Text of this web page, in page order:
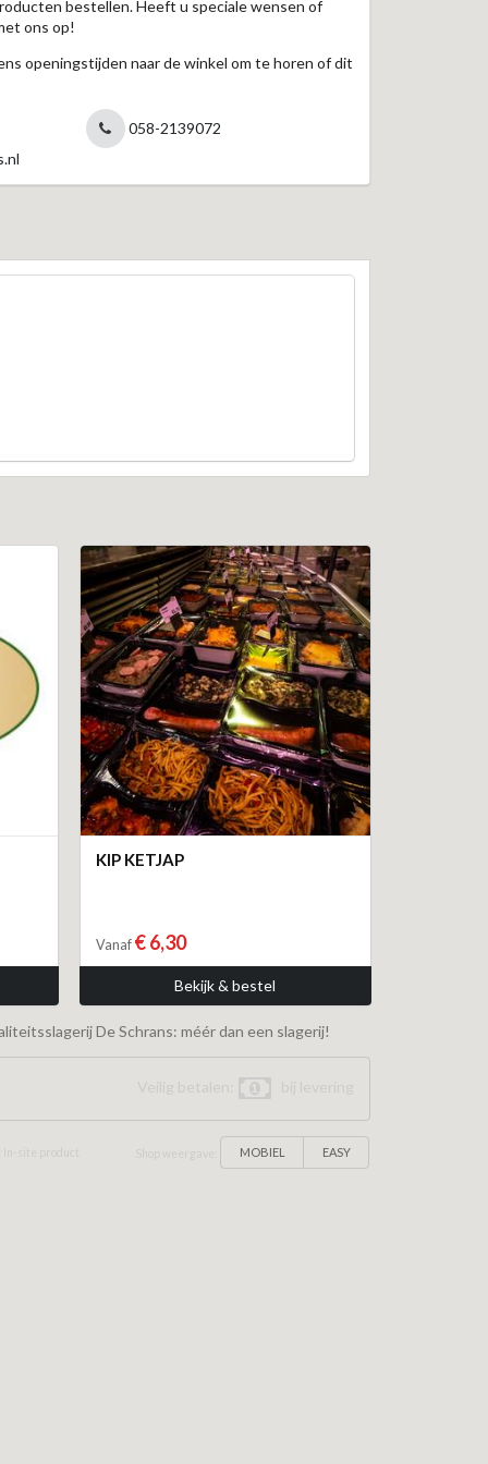
bestellen. Heeft u speciale wensen of
ons op!
openingstijden naar de winkel om te horen of dit
058-2139072
KIP KETJAP
Vanaf € 6,30
Bekijk & bestel
De Schrans: méér dan een slagerij!
MOBIEL EASY